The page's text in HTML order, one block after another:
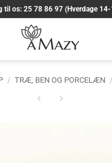
til os: 25 78 86 97 (Hverdage
/ TRÆ, BEN OG PORCELÆN /